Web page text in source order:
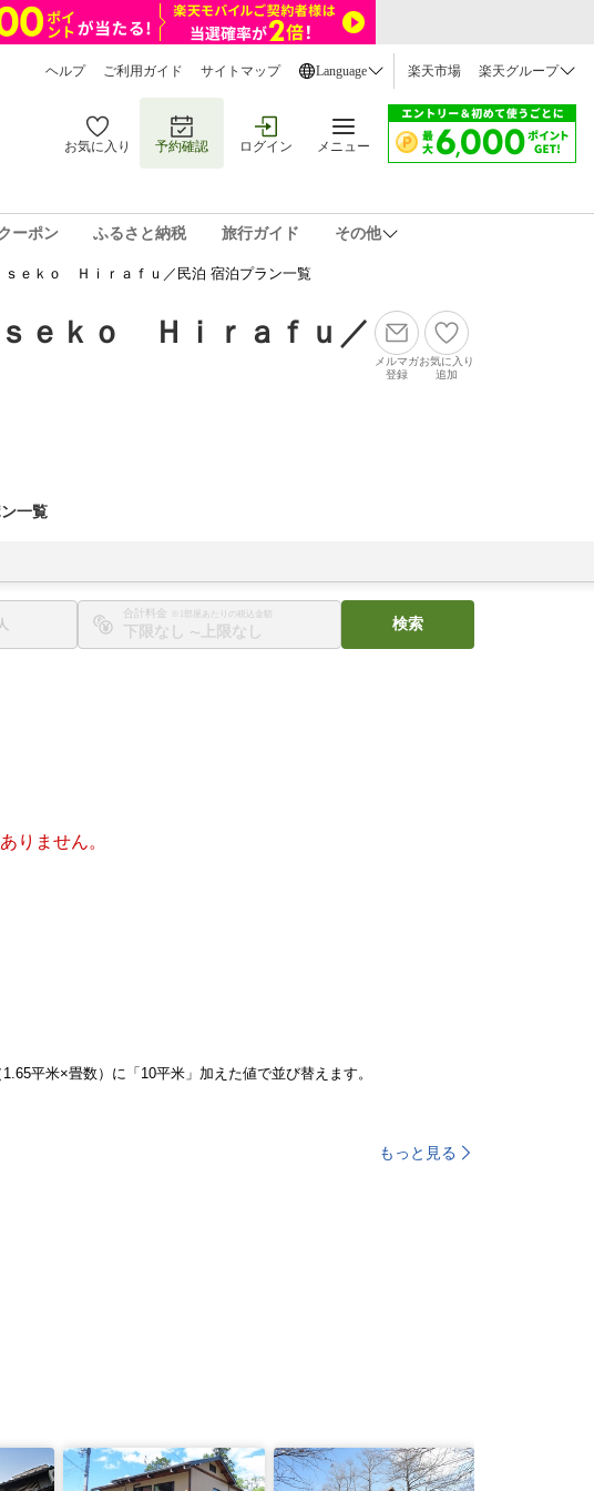
ヘルプ ご利用ガイド サイトマップ Language 楽天市場 楽天グループ
お気に入り 予約確認 ログイン メニュー
ーポン ふるさと納税 旅行ガイド その他
ｋｏ Ｈｉｒａｆｕ／民泊 宿泊プラン一覧
ｅｋｏ Ｈｉｒａｆｕ／
メルマガ
登録
お気に入り
追加
一覧
合計料金 ※1部屋あたりの税込金額
〜
検索
りません。
平米×畳数）に「10平米」加えた値で並び替えます。
もっと見る